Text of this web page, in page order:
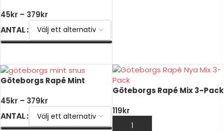
45kr – 379kr
ANTAL
Göteborgs Rapé Mint
45kr – 379kr
ANTAL
Göteborgs Rapé Mix 3-Pack
119kr
LÄGG TILL I VARUKORG